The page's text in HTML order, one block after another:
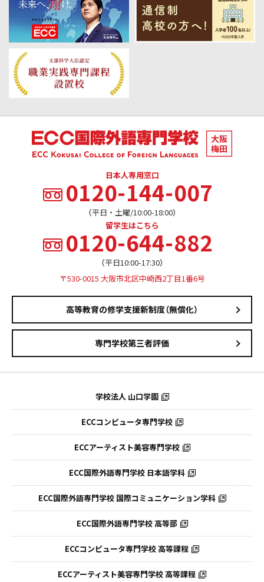
日本人専用窓口
0120-144-007
（平日・土曜/10:00-18:00）
留学生はこちら
0120-644-882
（平日10:00-17:30）
〒530-0015 大阪市北区中崎西2丁目1番6号
高等教育の修学支援新制度（無償化）
専門学校第三者評価
学校法人 山口学園
ECCコンピュータ専門学校
ECCアーティスト美容専門学校
ECC国際外語専門学校 日本語学科
ECC国際外語専門学校 国際コミュニケーション学科
ECC国際外語専門学校 高等部
ECCコンピュータ専門学校 高等課程
ECCアーティスト美容専門学校 高等課程